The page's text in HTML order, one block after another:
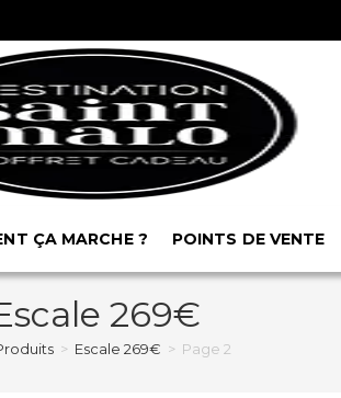
ÇA MARCHE ? POINTS DE VENTE
269€
> Escale 269€ > Page 2